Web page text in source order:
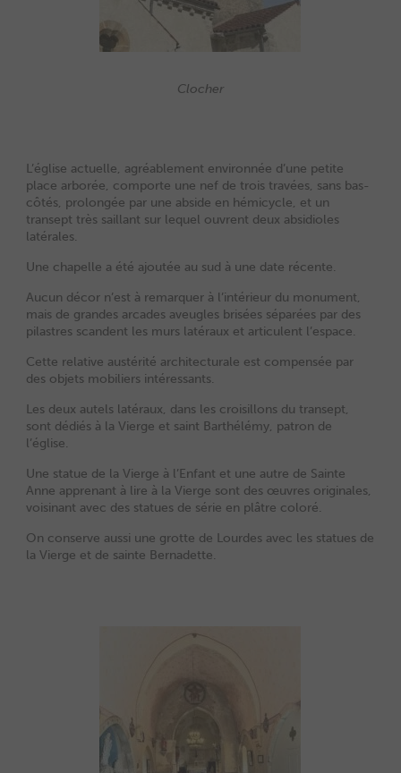
Clocher
L’église actuelle, agréablement environnée d’une petite
place arborée, comporte une nef de trois travées, sans bas-
côtés, prolongée par une abside en hémicycle, et un
transept très saillant sur lequel ouvrent deux absidioles
latérales.
Une chapelle a été ajoutée au sud à une date récente.
Aucun décor n’est à remarquer à l’intérieur du monument,
mais de grandes arcades aveugles brisées séparées par des
pilastres scandent les murs latéraux et articulent l’espace.
Cette relative austérité architecturale est compensée par
des objets mobiliers intéressants.
Les deux autels latéraux, dans les croisillons du transept,
sont dédiés à la Vierge et saint Barthélémy, patron de
l’église.
Une statue de la Vierge à l’Enfant et une autre de Sainte
Anne apprenant à lire à la Vierge sont des œuvres originales,
voisinant avec des statues de série en plâtre coloré.
On conserve aussi une grotte de Lourdes avec les statues de
la Vierge et de sainte Bernadette.